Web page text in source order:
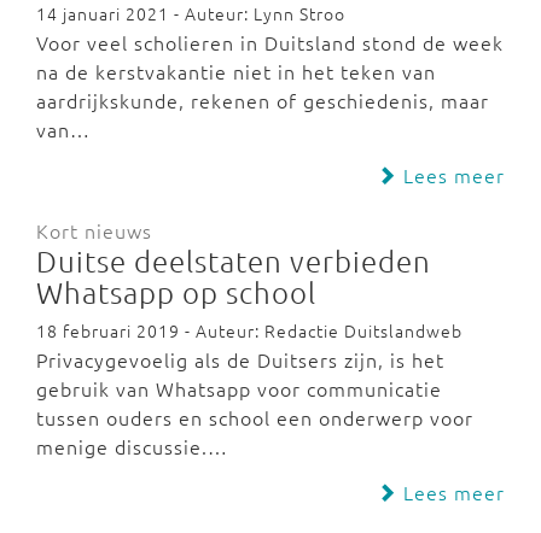
14 januari 2021 - Auteur: Lynn Stroo
Voor veel scholieren in Duitsland stond de week
na de kerstvakantie niet in het teken van
aardrijkskunde, rekenen of geschiedenis, maar
van…
Lees meer
Kort nieuws
Duitse deelstaten verbieden
Whatsapp op school
18 februari 2019 - Auteur: Redactie Duitslandweb
Privacygevoelig als de Duitsers zijn, is het
gebruik van Whatsapp voor communicatie
tussen ouders en school een onderwerp voor
menige discussie.…
Lees meer